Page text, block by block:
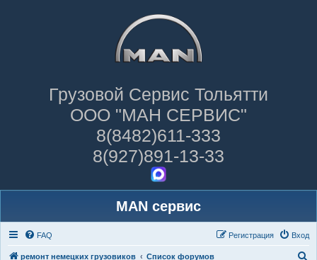
Грузовой Сервис Тольятти
ООО "МАН СЕРВИС"
8(8482)611-333
8(927)891-13-33
MAN сервис
FAQ Вход
Регистрация
ремонт немецких грузовиков Список форумов